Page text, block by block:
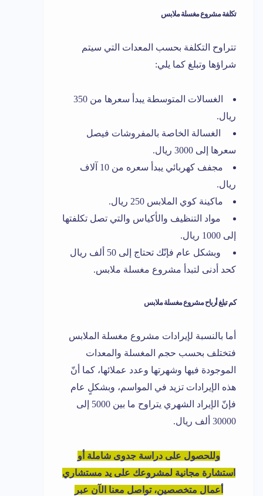
تكلفة مشروع مغسلة ملابس
تتراوح التكلفة بحسب المعدات التي سيتم
شراؤها وتبلغ كما يلي:
الغسالات المتوسطة يبدأ سعرها من 350
ريال.
الغسالة الخاصة بالمفروشات فيصل
سعرها إلى 3000 ريال.
مجفف كهربائي يبدأ سعره من 10 آلاف
ريال.
ماكينة كوي الملابس 250 ريال.
مواد التنظيف والأكياس والتي تصل تكلفتها
إلى 1000 ريال.
وبشكل عام فإنّك تحتاج إلى 50 ألف ريال
كحد أدنى لتبدأ مشروع مغسلة ملابس.
كم تبلغ أرباح مشروع مغسلة ملابس
أما بالنسبة لإيرادات مشروع مغسلة الملابس
فتختلف بحسب حجم المغسلة والمعدات
الموجودة فيها وشهرتها وعدد عملائها، كما أنّ
هذه الإيرادات تزيد في المواسم، وبشكلٍ عام
فإنّ الإيراد الشهري يتراوح ما بين 5000 إلى
30000 ألف ريال.
وللحصول على دراسة جدوى شاملة أو
استشارة مجانية لمشروعك على يد مستشاري
أعمال متخصصين، تواصل معنا الآن عبر